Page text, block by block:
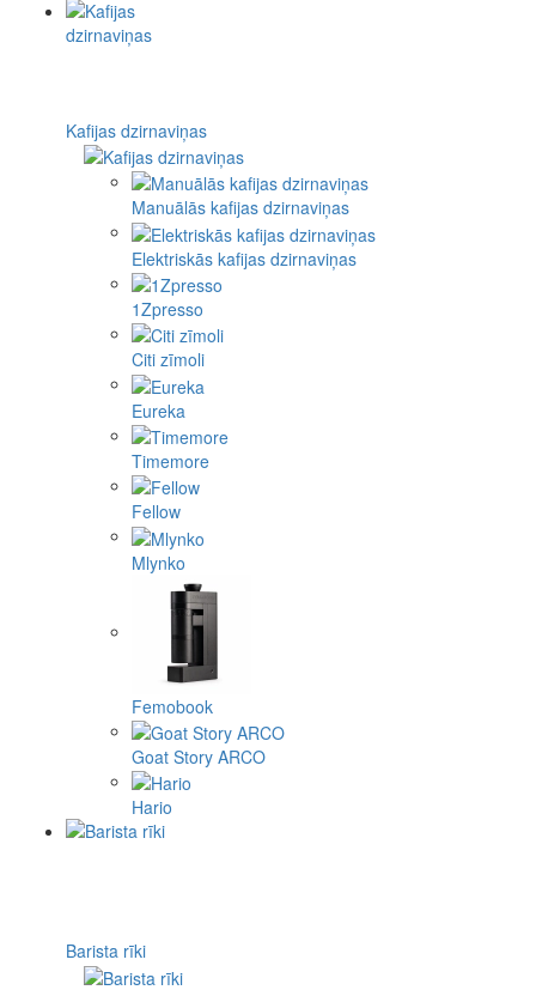
Kafijas dzirnaviņas
Manuālās kafijas dzirnaviņas
Elektriskās kafijas dzirnaviņas
1Zpresso
Citi zīmoli
Eureka
Timemore
Fellow
Mlynko
Femobook
Goat Story ARCO
Hario
Barista rīki